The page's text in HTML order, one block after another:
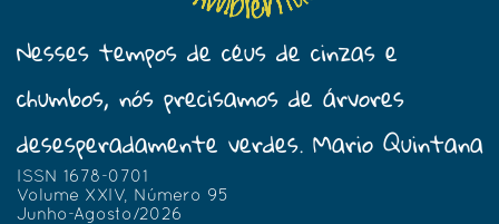
Nesses tempos de céus de cinzas e
chumbos, nós precisamos de árvores
desesperadamente verdes. Mario Quintana
ISSN 1678-0701
Volume XXIV, Número 95
Junho-Agosto/2026